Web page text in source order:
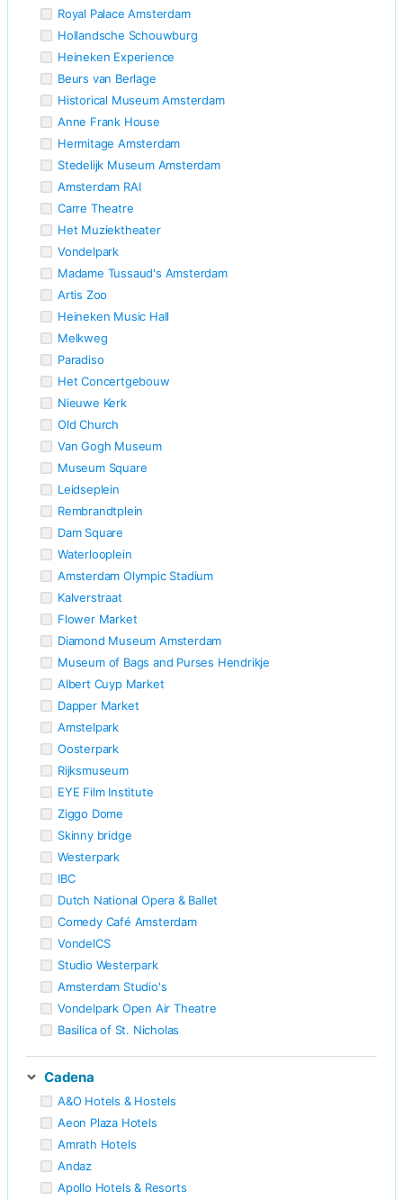
Royal Palace Amsterdam
Hollandsche Schouwburg
Heineken Experience
Beurs van Berlage
Historical Museum Amsterdam
Anne Frank House
Hermitage Amsterdam
Stedelijk Museum Amsterdam
Amsterdam RAI
Carre Theatre
Het Muziektheater
Vondelpark
Madame Tussaud's Amsterdam
Artis Zoo
Heineken Music Hall
Melkweg
Paradiso
Het Concertgebouw
Nieuwe Kerk
Old Church
Van Gogh Museum
Museum Square
Leidseplein
Rembrandtplein
Dam Square
Waterlooplein
Amsterdam Olympic Stadium
Kalverstraat
Flower Market
Diamond Museum Amsterdam
Museum of Bags and Purses Hendrikje
Albert Cuyp Market
Dapper Market
Amstelpark
Oosterpark
Rijksmuseum
EYE Film Institute
Ziggo Dome
Skinny bridge
Westerpark
IBC
Dutch National Opera & Ballet
Comedy Café Amsterdam
VondelCS
Studio Westerpark
Amsterdam Studio's
Vondelpark Open Air Theatre
Basilica of St. Nicholas
Cadena
A&O Hotels & Hostels
Aeon Plaza Hotels
Amrath Hotels
Andaz
Apollo Hotels & Resorts